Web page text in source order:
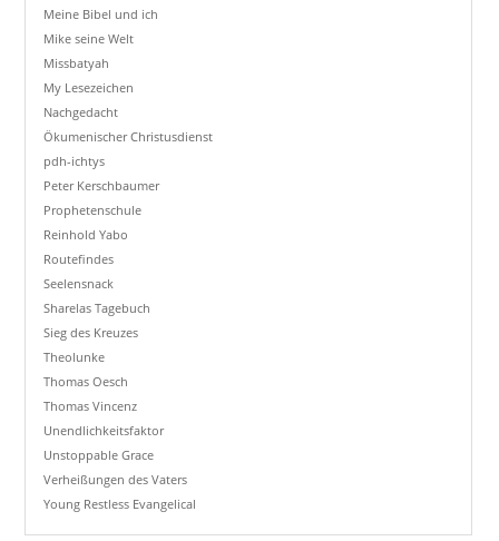
Meine Bibel und ich
Mike seine Welt
Missbatyah
My Lesezeichen
Nachgedacht
Ökumenischer Christusdienst
pdh-ichtys
Peter Kerschbaumer
Prophetenschule
Reinhold Yabo
Routefindes
Seelensnack
Sharelas Tagebuch
Sieg des Kreuzes
Theolunke
Thomas Oesch
Thomas Vincenz
Unendlichkeitsfaktor
Unstoppable Grace
Verheißungen des Vaters
Young Restless Evangelical